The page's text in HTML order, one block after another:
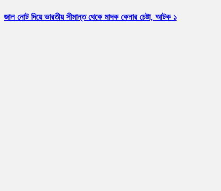
জাল নোট দিয়ে ভারতীয় সীমান্ত থেকে মাদক কেনার চেষ্টা, আটক ১